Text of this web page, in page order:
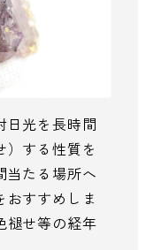
日光を長時間
）する性質を
当たる場所へ
おすすめしま
褪せ等の経年